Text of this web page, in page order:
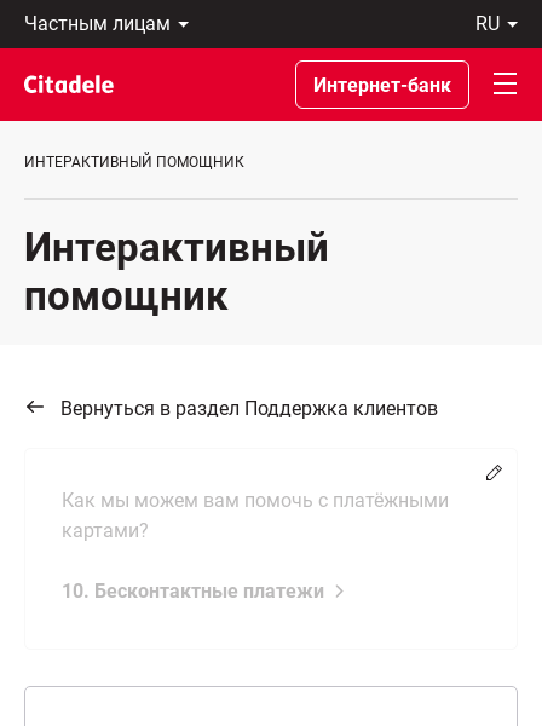
Частным
лицам
Предприятиям
Private
Banking
банке
ru
Latviski
По-
русски
In
Интернет-банк
ИНТЕРАКТИВНЫЙ ПОМОЩНИК
Интерактивный
помощник
Вернуться в раздел Поддержка клиентов
Как мы можем вам помочь с платёжными
картами?
10. Бесконтактные платежи